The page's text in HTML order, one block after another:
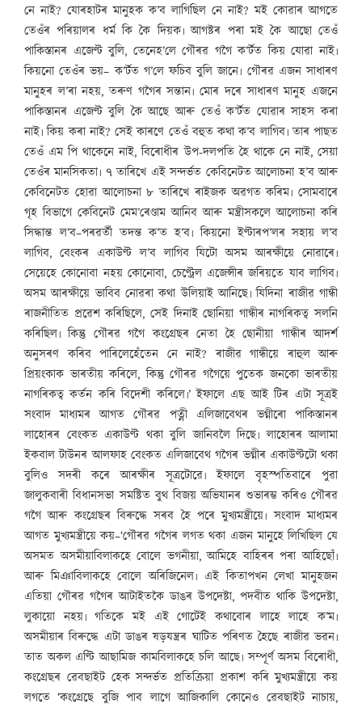
নে নাই? যোৰহাটৰ মানুহক ক’ব লাগিছিল নে নাই? মই কোৱাৰ আগতে
তেওঁৰ পৰিয়ালৰ ধৰ্ম কি কৈ দিয়ক৷ আগষ্টৰ পৰা মই কৈ আছো তেওঁ
পাকিস্তানৰ এজেণ্ট বুলি, তেনেহ’লে গৌৰৱ গগৈ ক’ৰ্টত কিয় যোৱা নাই৷
কিয়নো তেওঁৰ ভয়– ক’ৰ্টত গ’লে ফচিব বুলি জানে৷ গৌৰৱ এজন সাধাৰণ
মানুহৰ ল’ৰা নহয়, তৰুণ গগৈৰ সন্তান৷ মোৰ দৰে সাধাৰণ মানুহ এজনে
পাকিস্তানৰ এজেণ্ট বুলি কৈ আছে আৰু তেওঁ ক’ৰ্টত যোৱাৰ সাহস কৰা
নাই৷ কিয় কৰা নাই? সেই কাৰণে তেওঁ বহুত কথা ক’ব লাগিব৷ তাৰ পাছত
তেওঁ এম পি থাকেনে নাই, বিৰোধীৰ উপ-দলপতি হৈ থাকে নে নাই, সেয়া
তেওঁৰ মানসিকতা৷ ৭ তাৰিখে এই সন্দৰ্ভত কেবিনেটত আলোচনা হ’ব আৰু
কেবিনেটত হোৱা আলোচনা ৮ তাৰিখে ৰাইজক অৱগত কৰিম৷ সোমবাৰে
গৃহ বিভাগে কেবিনেট মেম’ৰেণ্ডাম আনিব আৰু মন্ত্ৰীসকলে আলোচনা কৰি
সিদ্ধান্ত ল’ব–পৰৱৰ্তী তদন্ত ক’ত হ’ব৷ কিয়নো ইণ্টাৰপ’লৰ সহায় ল’ব
লাগিব, বেংকৰ একাউণ্ট ল’ব লাগিব যিটো অসম আৰক্ষীয়ে নোৱাৰে৷
সেয়েহে কোনোবা নহয় কোনোবা, চেণ্ট্ৰেল এজেন্সীৰ জৰিয়তে যাব লাগিব৷
অসম আৰক্ষীয়ে ভাবিব নোৱৰা কথা উলিয়াই আনিছে৷ যিদিনা ৰাজীৱ গান্ধী
ৰাজনীতিত প্ৰৱেশ কৰিছিলে, সেই দিনাই ছোনিয়া গান্ধীৰ নাগৰিকত্ব সলনি
কৰিছিল৷ কিন্তু গৌৰৱ গগৈ কংগ্ৰেছৰ নেতা হৈ ছোনীয়া গান্ধীৰ আদৰ্শ
অনুসৰণ কৰিব পাৰিলেহেঁতেন নে নাই? ৰাজীৱ গান্ধীয়ে ৰাহুল আৰু
প্ৰিয়ংকাক ভাৰতীয় কৰিলে, কিন্তু গৌৰৱ গগৈয়ে পুতেক জনকো ভাৰতীয়
নাগৰিকত্ব কৰ্তন কৰি বিদেশী কৰিলে৷’ ইফালে এছ আই টিৰ এটা সূত্ৰই
সংবাদ মাধ্যমৰ আগত গৌৰৱ পত্নী এলিজাবেথৰ ভগ্নীৰো পাকিস্তানৰ
লাহোৰৰ বেংকত একাউণ্ট থকা বুলি জানিবলৈ দিছে৷ লাহোৰৰ আলামা
ইকবাল টাউনৰ আলফাহ বেংকত এলিজাবেথ গগৈৰ ভগ্নীৰ একাউণ্টটো থকা
বুলিও সদৰী কৰে আৰক্ষীৰ সূত্ৰটোৱে৷ ইফালে বৃহস্পতিবাৰে পুৱা
জালুকবাৰী বিধানসভা সমষ্টিত বুথ বিজয় অভিযানৰ শুভাৰম্ভ কৰিও গৌৰৱ
গগৈ আৰু কংগ্ৰেছৰ বিৰুদ্ধে সৰব হৈ পৰে মুখ্যমন্ত্ৰীয়ে৷ সংবাদ মাধ্যমৰ
আগত মুখ্যমন্ত্ৰীয়ে কয়–‘গৌৰৱ গগৈৰ লগত থকা এজন মানুহে লিখিছিল যে
অসমত অসমীয়াবিলাকহে বোলে ভগনীয়া, আমিহে বাহিৰৰ পৰা আহিছোঁ৷
আৰু মিঞাবিলাকহে বোলে অৰিজিনেল৷ এই কিতাপখন লেখা মানুহজন
এতিয়া গৌৰৱ গগৈৰ আটাইতকৈ ডাঙৰ উপদেষ্টা, পদবীত থাকি উপদেষ্টা,
লুকায়ো নহয়৷ গতিকে মই এই গোটেই কথাবোৰ লাহে লাহে ক’ম৷
অসমীয়াৰ বিৰুদ্ধে এটা ডাঙৰ ষড়যন্ত্ৰৰ ঘাটিত পৰিণত হৈছে ৰাজীৱ ভৱন৷
তাত অকল এণ্টি আছামিজ কামবিলাকহে চলি আছে৷ সম্পূৰ্ণ অসম বিৰোধী,
কংগ্ৰেছৰ ৱেবছাইট হেক সন্দৰ্ভত প্ৰতিক্ৰিয়া প্ৰকাশ কৰি মুখ্যমন্ত্ৰীয়ে কয়
লগতে ‘কংগ্ৰেছে বুজি পাব লাগে আজিকালি কোনেও ৱেবছাইট নাচায়,